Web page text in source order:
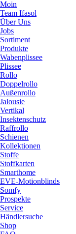
Moin
Team Ifasol
Über Uns
Jobs
Sortiment
Produkte
Wabenplissee
Plissee
Rollo
Doppelrollo
Außenrollo
Jalousie
Vertikal
Insektenschutz
Raffrollo
Schienen
Kollektionen
Stoffe
Stoffkarten
Smarthome
EVE-Motionblinds
Somfy
Prospekte
Service
Händlersuche
Shop